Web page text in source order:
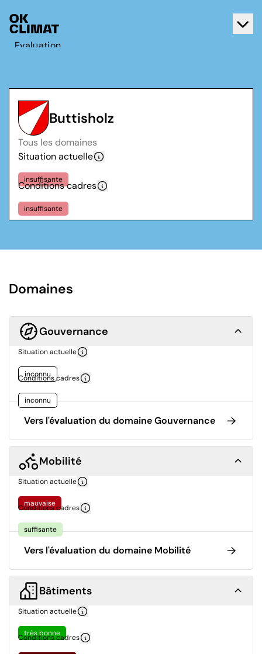
Evaluation
Contact
Français
Deutsch
Buttisholz
Tous les domaines
Situation actuelle
insuffisante
Conditions cadres
insuffisante
Domaines
Gouvernance
Situation actuelle
inconnu
Conditions cadres
inconnu
Vers l'évaluation du domaine Gouvernance
Mobilité
Situation actuelle
mauvaise
Conditions cadres
suffisante
Vers l'évaluation du domaine Mobilité
Bâtiments
Situation actuelle
très bonne
Conditions cadres